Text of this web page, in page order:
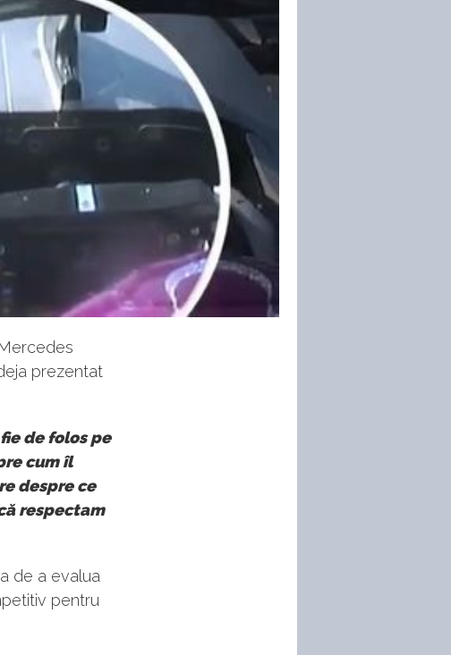
prezentat
de folos pe
cum îl
despre ce
respectam
de a evalua
pentru